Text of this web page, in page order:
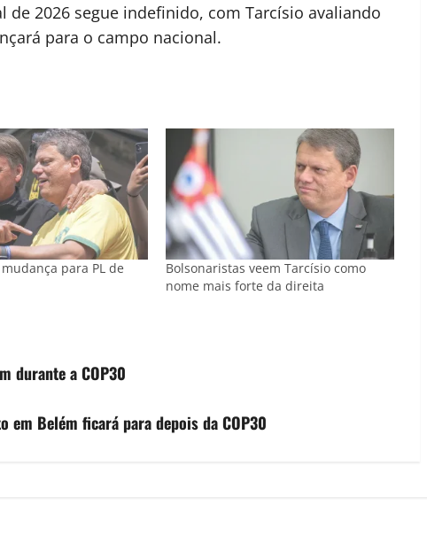
2026 segue indefinido, com Tarcísio avaliando
para o campo nacional.
para PL de
Bolsonaristas veem Tarcísio como
nome mais forte da direita
durante a COP30
em Belém ficará para depois da COP30